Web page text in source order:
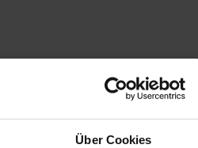
Über Cookies